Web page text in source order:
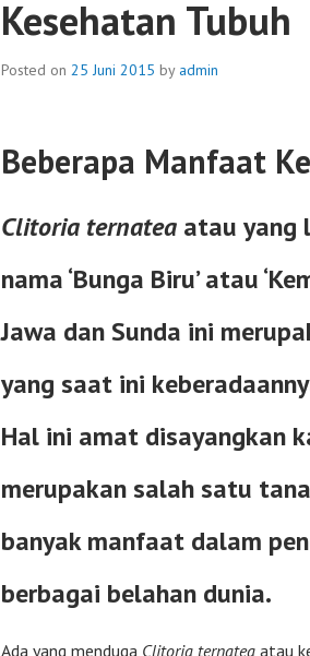
Kesehatan Tubuh
Posted on 25 Juni 2015 by admin
Beberapa Manfaat
Clitoria ternatea atau yang
nama ‘Bunga Biru’ atau
Jawa dan Sunda ini
yang saat ini
Hal ini amat disayangkan
merupakan salah satu
banyak manfaat dalam
berbagai belahan dunia.
Ada yang menduga Clitoria ternatea atau